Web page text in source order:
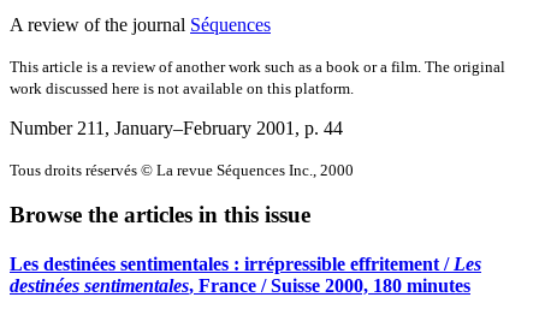
A review of the journal Séquences
This article is a review of another work such as a book or a film. The original
work discussed here is not available on this platform.
Number 211, January–February 2001 , p. 44
Tous droits réservés © La revue Séquences Inc., 2000
Browse the articles in this issue
Les destinées sentimentales : irrépressible effritement /Les
destinées sentimentales, France / Suisse 2000, 180 minutes